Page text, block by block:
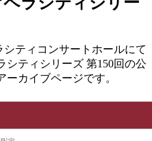
シティコンサートホールにて
シティシリーズ 第150回の公
カイブページです。